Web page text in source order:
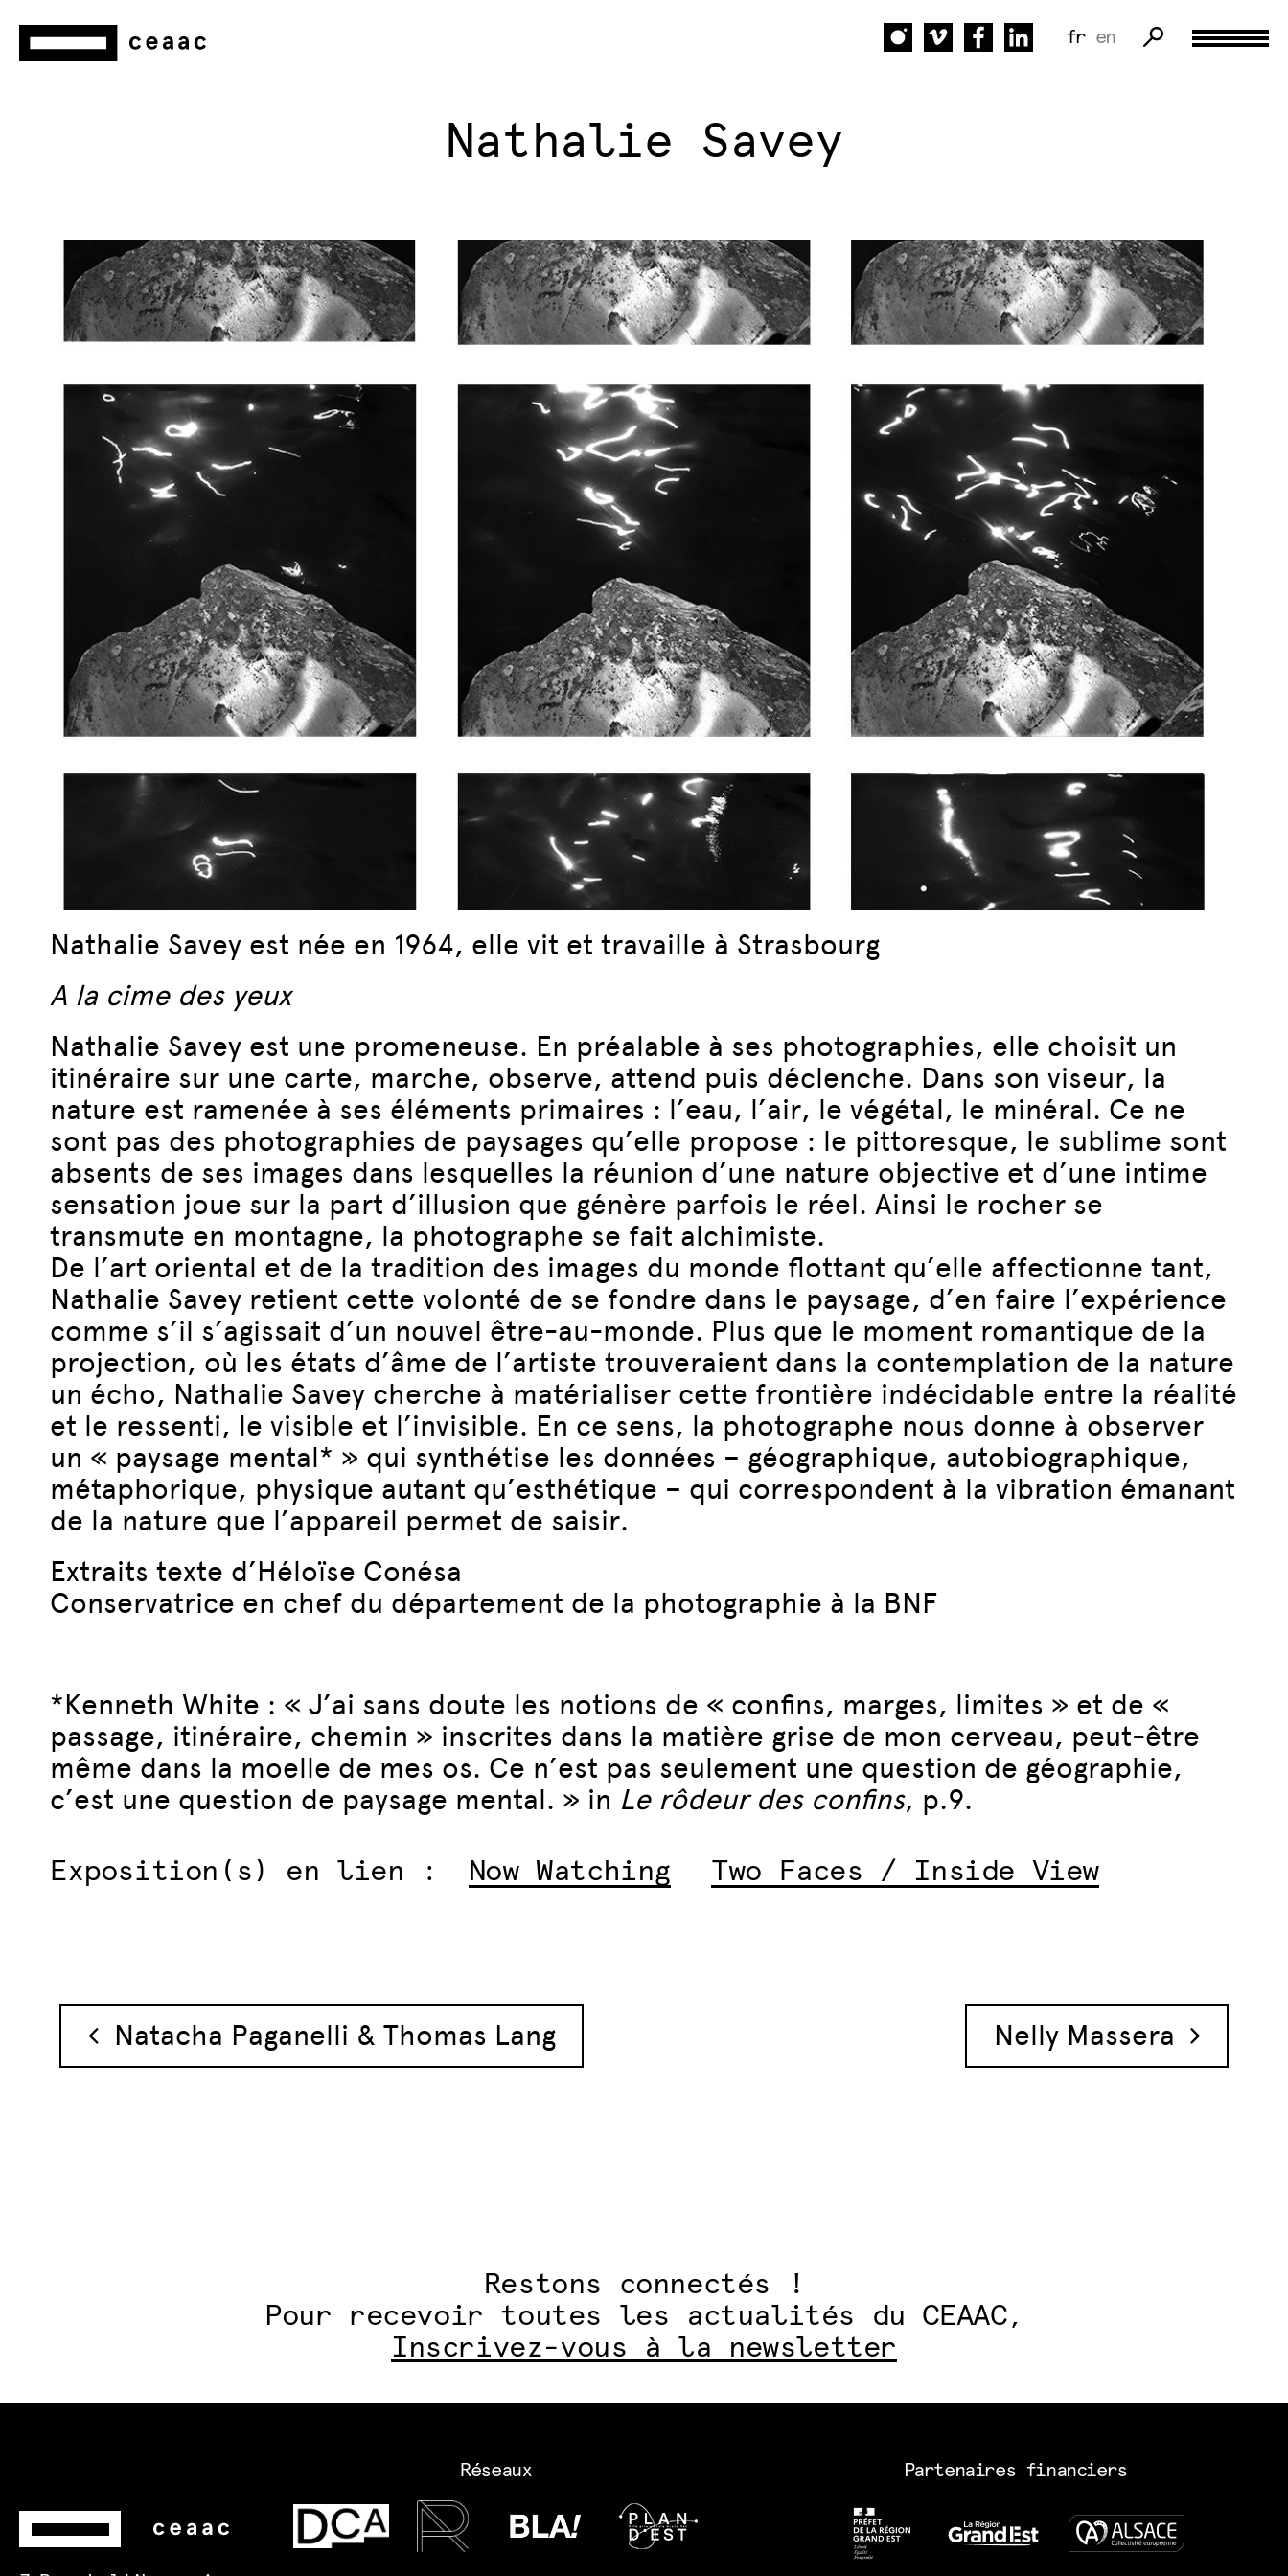
fr en
Nathalie Savey
Nathalie Savey est née en 1964, elle vit et travaille à Strasbourg
A la cime des yeux
Nathalie Savey est une promeneuse. En préalable à ses photographies, elle choisit un
itinéraire sur une carte, marche, observe, attend puis déclenche. Dans son viseur, la
nature est ramenée à ses éléments primaires : l’eau, l’air, le végétal, le minéral. Ce ne
sont pas des photographies de paysages qu’elle propose : le pittoresque, le sublime sont
absents de ses images dans lesquelles la réunion d’une nature objective et d’une intime
sensation joue sur la part d’illusion que génère parfois le réel. Ainsi le rocher se
transmute en montagne, la photographe se fait alchimiste.
De l’art oriental et de la tradition des images du monde flottant qu’elle affectionne tant,
Nathalie Savey retient cette volonté de se fondre dans le paysage, d’en faire l’expérience
comme s’il s’agissait d’un nouvel être-au-monde. Plus que le moment romantique de la
projection, où les états d’âme de l’artiste trouveraient dans la contemplation de la nature
un écho, Nathalie Savey cherche à matérialiser cette frontière indécidable entre la réalité
et le ressenti, le visible et l’invisible. En ce sens, la photographe nous donne à observer
un « paysage mental* » qui synthétise les données – géographique, autobiographique,
métaphorique, physique autant qu’esthétique – qui correspondent à la vibration émanant
de la nature que l’appareil permet de saisir.
Extraits texte d’Héloïse Conésa
Conservatrice en chef du département de la photographie à la BNF
*Kenneth White : « J’ai sans doute les notions de « confins, marges, limites » et de «
passage, itinéraire, chemin » inscrites dans la matière grise de mon cerveau, peut-être
même dans la moelle de mes os. Ce n’est pas seulement une question de géographie,
c’est une question de paysage mental. » in Le rôdeur des confins, p.9.
Exposition(s) en lien : Now Watching Two Faces / Inside View
Navigation des articles
Natacha Paganelli & Thomas Lang Nelly Massera
Restons connectés !
Pour recevoir toutes les actualités du CEAAC,
Inscrivez-vous à la newsletter
Réseaux Partenaires financiers